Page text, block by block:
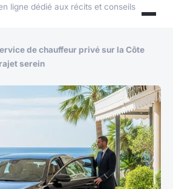
ligne dédié aux récits et conseils
de chauffeur privé sur la Côte
serein